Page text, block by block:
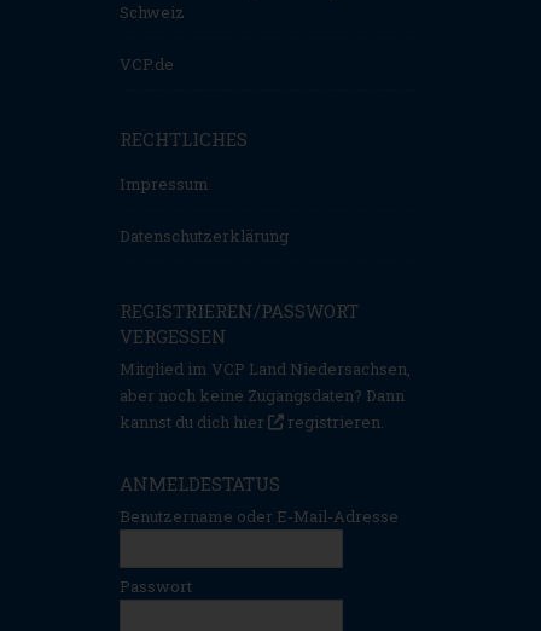
Schweiz
VCP.de
RECHTLICHES
Impressum
Datenschutzerklärung
REGISTRIEREN/PASSWORT
VERGESSEN
Mitglied im VCP Land Niedersachsen,
aber noch keine Zugangsdaten? Dann
kannst du dich hier
registrieren.
ANMELDESTATUS
Benutzername oder E-Mail-Adresse
Passwort